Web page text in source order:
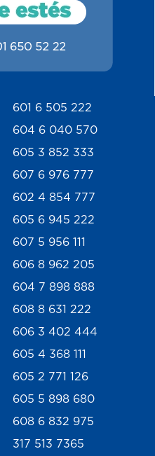
601 6 505 222
604 6 040 570
605 3 852 333
607 6 976 777
602 4 854 777
605 6 945 222
607 5 956 111
606 8 962 205
604 7 898 888
608 8 631 222
606 3 402 444
605 4 368 111
605 2 771 126
605 5 898 680
608 6 832 975
317 513 7365